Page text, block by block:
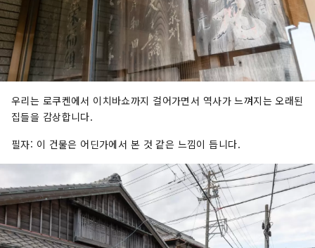
우리는 로쿠켄에서 이치바쇼까지 걸어가면서 역사가 느껴지는 오래된
집들을 감상합니다.
필자: 이 건물은 어딘가에서 본 것 같은 느낌이 듭니다.